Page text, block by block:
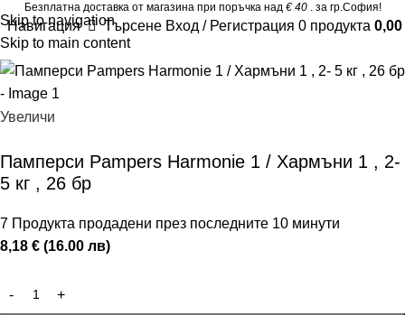
Skip to navigation
Skip to main content
Безплатна доставка от магазина при поръчка над € 40 . за гр.София!
Навигация Търсене Вход / Регистрация 0 продукта 0,00
Увеличи
Памперси Pampers Harmonie 1 / Хармъни 1 , 2-
5 кг , 26 бр
7 Продукта продадени през последните 10 минути
8,18 € (16.00 лв)